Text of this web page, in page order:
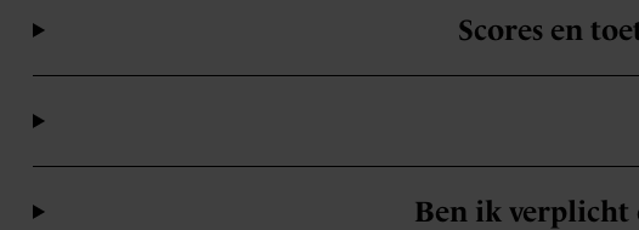
Scores en
Ben ik verplicht